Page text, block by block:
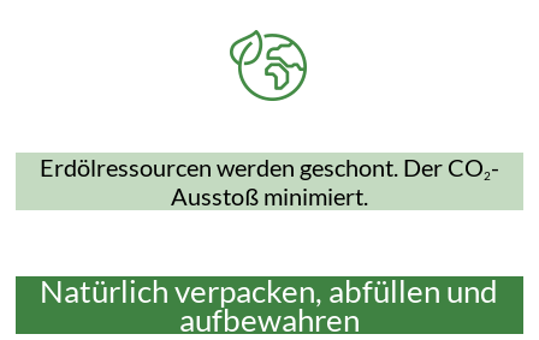
Erdölressourcen werden geschont. Der CO2-
Ausstoß minimiert.
Natürlich verpacken, abfüllen und
aufbewahren